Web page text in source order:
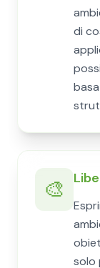
di
🎨
solo